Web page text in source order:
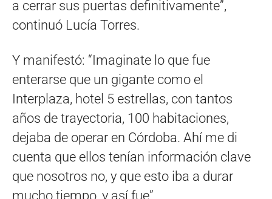
a cerrar sus puertas definitivamente”,
continuó Lucía Torres.
Y manifestó: “Imaginate lo que fue
enterarse que un gigante como el
Interplaza, hotel 5 estrellas, con tantos
años de trayectoria, 100 habitaciones,
dejaba de operar en Córdoba. Ahí me di
cuenta que ellos tenían información clave
que nosotros no, y que esto iba a durar
mucho tiempo, y así fue”.